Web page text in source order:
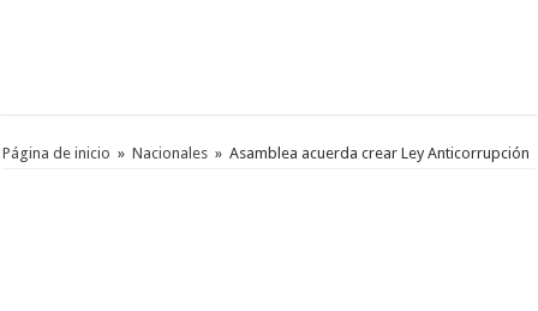
Página de inicio » Nacionales » Asamblea acuerda crear Ley Anticorrupción